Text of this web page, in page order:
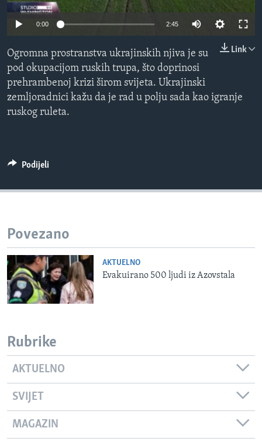
MAGAZIN
O GLASU AMERIKE
Learning English
PRATITE NAS
0:00 2:45
Link
Ogromna prostranstva ukrajinskih njiva je su
pod okupacijom ruskih trupa, što doprinosi
prehrambenoj krizi širom svijeta. Ukrajinski
zemljoradnici kažu da je rad u polju sada kao igranje
ruskog ruleta.
Podijeli
Povezano
AKTUELNO
Evakuirano 500 ljudi iz Azovstala
Rubrike
AKTUELNO
SVIJET
MAGAZIN